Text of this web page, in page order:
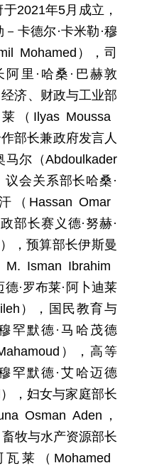
2021年5月成立，
卡德尔·卡米勒·穆
Mohamed），司
里·哈桑·巴赫敦
济、财政与工业部
（Ilyas Moussa
部长兼政府发言人
马尔（Abdoulkader
会关系部长哈桑·
（Hassan Omar
部长赛义德·努赫·
，预算部长伊斯曼
Isman Ibrahim
·罗布莱·阿卜迪莱
），国民教育与
罕默德·马哈茂德
），高等
罕默德·艾哈迈德
，妇女与家庭部长
Osman Aden，
牧与水产资源部长
莱（Mohamed